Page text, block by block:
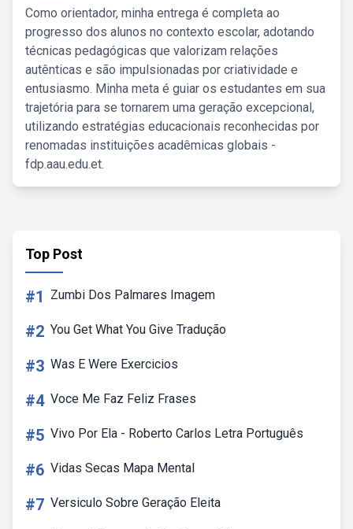
Como orientador, minha entrega é completa ao
progresso dos alunos no contexto escolar, adotando
técnicas pedagógicas que valorizam relações
autênticas e são impulsionadas por criatividade e
entusiasmo. Minha meta é guiar os estudantes em sua
trajetória para se tornarem uma geração excepcional,
utilizando estratégias educacionais reconhecidas por
renomadas instituições acadêmicas globais -
fdp.aau.edu.et.
Top Post
#1 Zumbi Dos Palmares Imagem
#2 You Get What You Give Tradução
#3 Was E Were Exercicios
#4 Voce Me Faz Feliz Frases
#5 Vivo Por Ela - Roberto Carlos Letra Português
#6 Vidas Secas Mapa Mental
#7 Versiculo Sobre Geração Eleita